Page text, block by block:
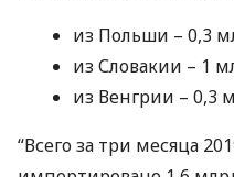
из Польши – 0,3
из Словакии – 1
из Венгрии – 0,3
“Всего за три месяца